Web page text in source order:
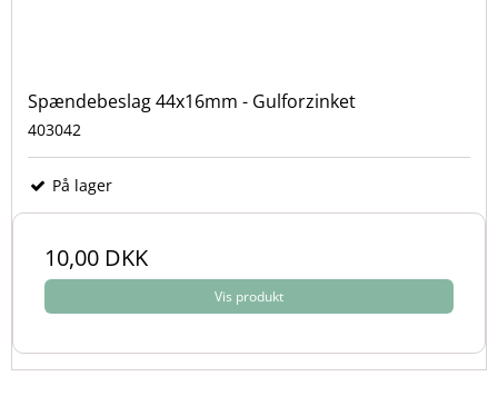
Spændebeslag 44x16mm - Gulforzinket
403042
På lager
10,00 DKK
Vis produkt